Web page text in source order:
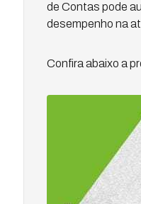
de Contas pode
desempenho na
Confira abaixo a